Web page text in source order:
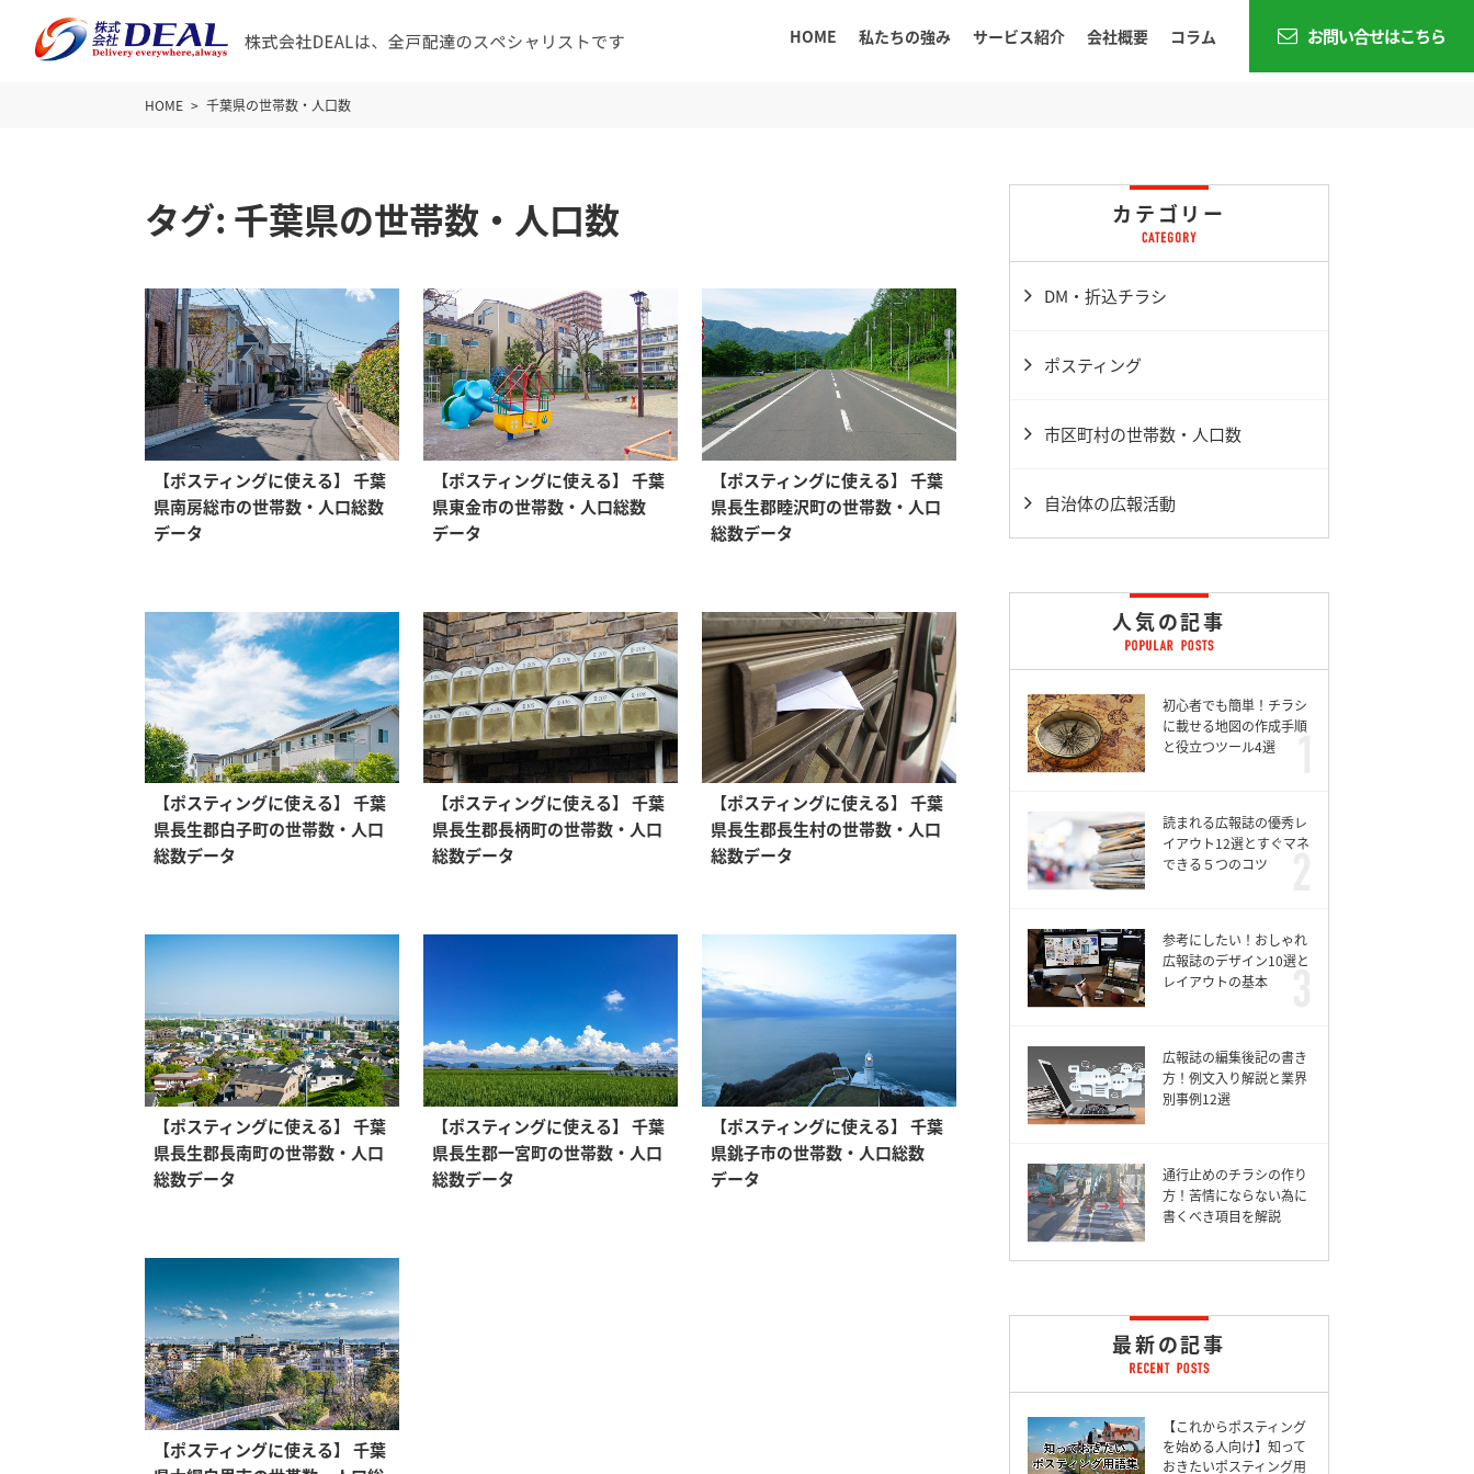
お問い合せはこちら
HOME 私たちの強み サービス紹介 会社概要 コラム
HOME 千葉県の世帯数・人口数
タグ: 千葉県の世帯数・人口数
【ポスティングに使える】 千葉
県南房総市の世帯数・人口総数
データ
【ポスティングに使える】 千葉
県東金市の世帯数・人口総数
データ
【ポスティングに使える】 千葉
県長生郡睦沢町の世帯数・人口
総数データ
【ポスティングに使える】 千葉
県長生郡白子町の世帯数・人口
総数データ
【ポスティングに使える】 千葉
県長生郡長柄町の世帯数・人口
総数データ
【ポスティングに使える】 千葉
県長生郡長生村の世帯数・人口
総数データ
【ポスティングに使える】 千葉
県長生郡長南町の世帯数・人口
総数データ
【ポスティングに使える】 千葉
県長生郡一宮町の世帯数・人口
総数データ
【ポスティングに使える】 千葉
県銚子市の世帯数・人口総数
データ
【ポスティングに使える】 千葉
カテゴリー
DM・折込チラシ
ポスティング
市区町村の世帯数・人口数
自治体の広報活動
人気の記事
初心者でも簡単！チラシ
に載せる地図の作成手順
と役立つツール4選
読まれる広報誌の優秀レ
イアウト12選とすぐマネ
できる５つのコツ
参考にしたい！おしゃれ
広報誌のデザイン10選と
レイアウトの基本
広報誌の編集後記の書き
方！例文入り解説と業界
別事例12選
通行止めのチラシの作り
方！苦情にならない為に
書くべき項目を解説
最新の記事
【これからポスティング
を始める人向け】知って
おきたいポスティング用